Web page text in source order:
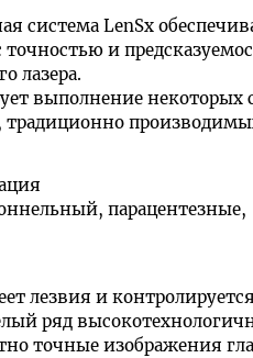
cиcтема LenSx
и
лазера.
выполнение
традиционно
парацентезные,
лезвия и контролируется
ряд
точные изображения